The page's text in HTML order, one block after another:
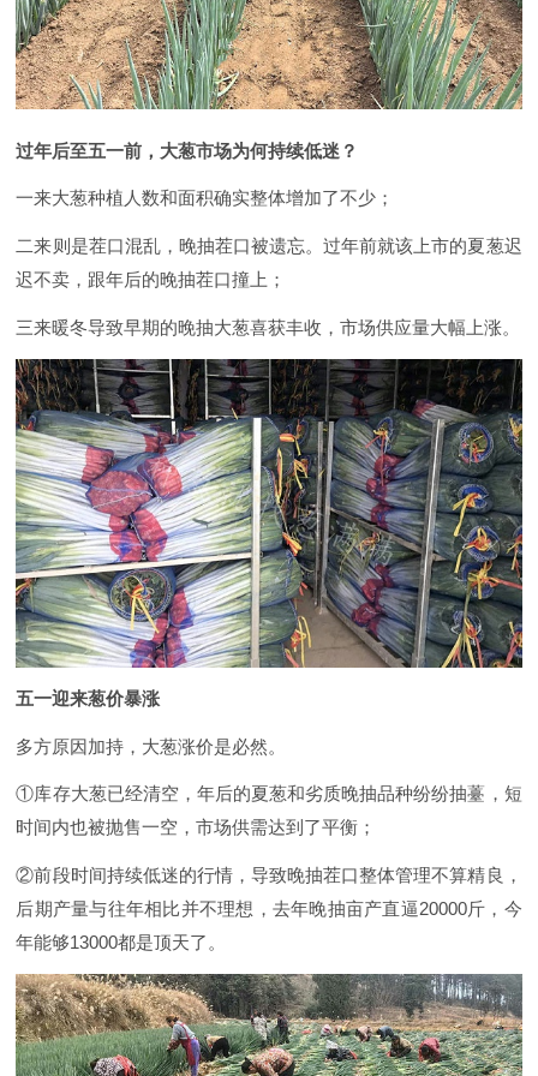
过年后至五一前，大葱市场为何持续低迷？
一来大葱种植人数和面积确实整体增加了不少；
二来则是茬口混乱，晚抽茬口被遗忘。过年前就该上市的夏葱迟
迟不卖，跟年后的晚抽茬口撞上；
三来暖冬导致早期的晚抽大葱喜获丰收，市场供应量大幅上涨。
五一迎来葱价暴涨
多方原因加持，大葱涨价是必然。
①库存大葱已经清空，年后的夏葱和劣质晚抽品种纷纷抽薹，短
时间内也被抛售一空，市场供需达到了平衡；
②前段时间持续低迷的行情，导致晚抽茬口整体管理不算精良，
后期产量与往年相比并不理想，去年晚抽亩产直逼20000斤，今
年能够13000都是顶天了。